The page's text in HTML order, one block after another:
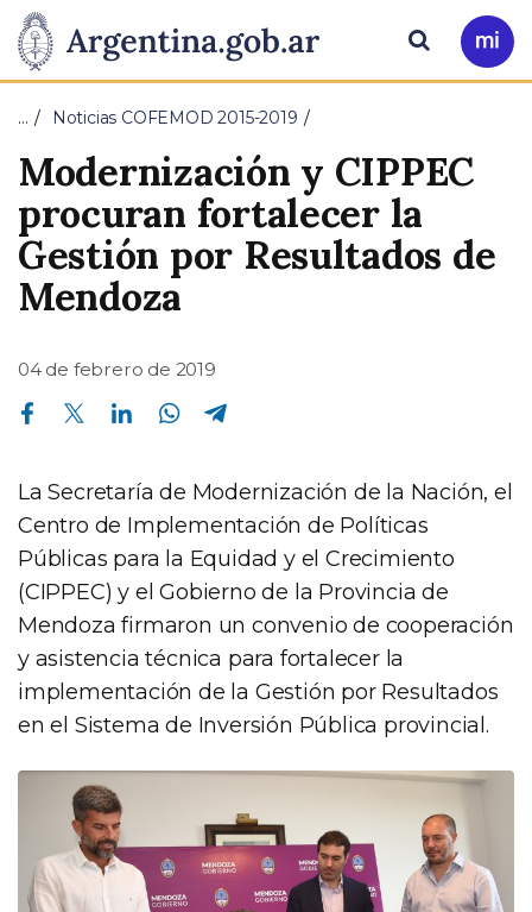
Presidencia
de
la
Nación
Pasar al contenido principal
Ir
a
Buscar
… Noticias COFEMOD 2015-2019
Modernización y CIPPEC
procuran fortalecer la
Gestión por Resultados de
Mendoza
04 de febrero de 2019
Compartir en Facebook Compartir en Twitter Compartir en Linkedin Compartir en Whatsapp
La Secretaría de Modernización de la Nación, el
Centro de Implementación de Políticas
Públicas para la Equidad y el Crecimiento
(CIPPEC) y el Gobierno de la Provincia de
Mendoza firmaron un convenio de cooperación
y asistencia técnica para fortalecer la
implementación de la Gestión por Resultados
en el Sistema de Inversión Pública provincial.